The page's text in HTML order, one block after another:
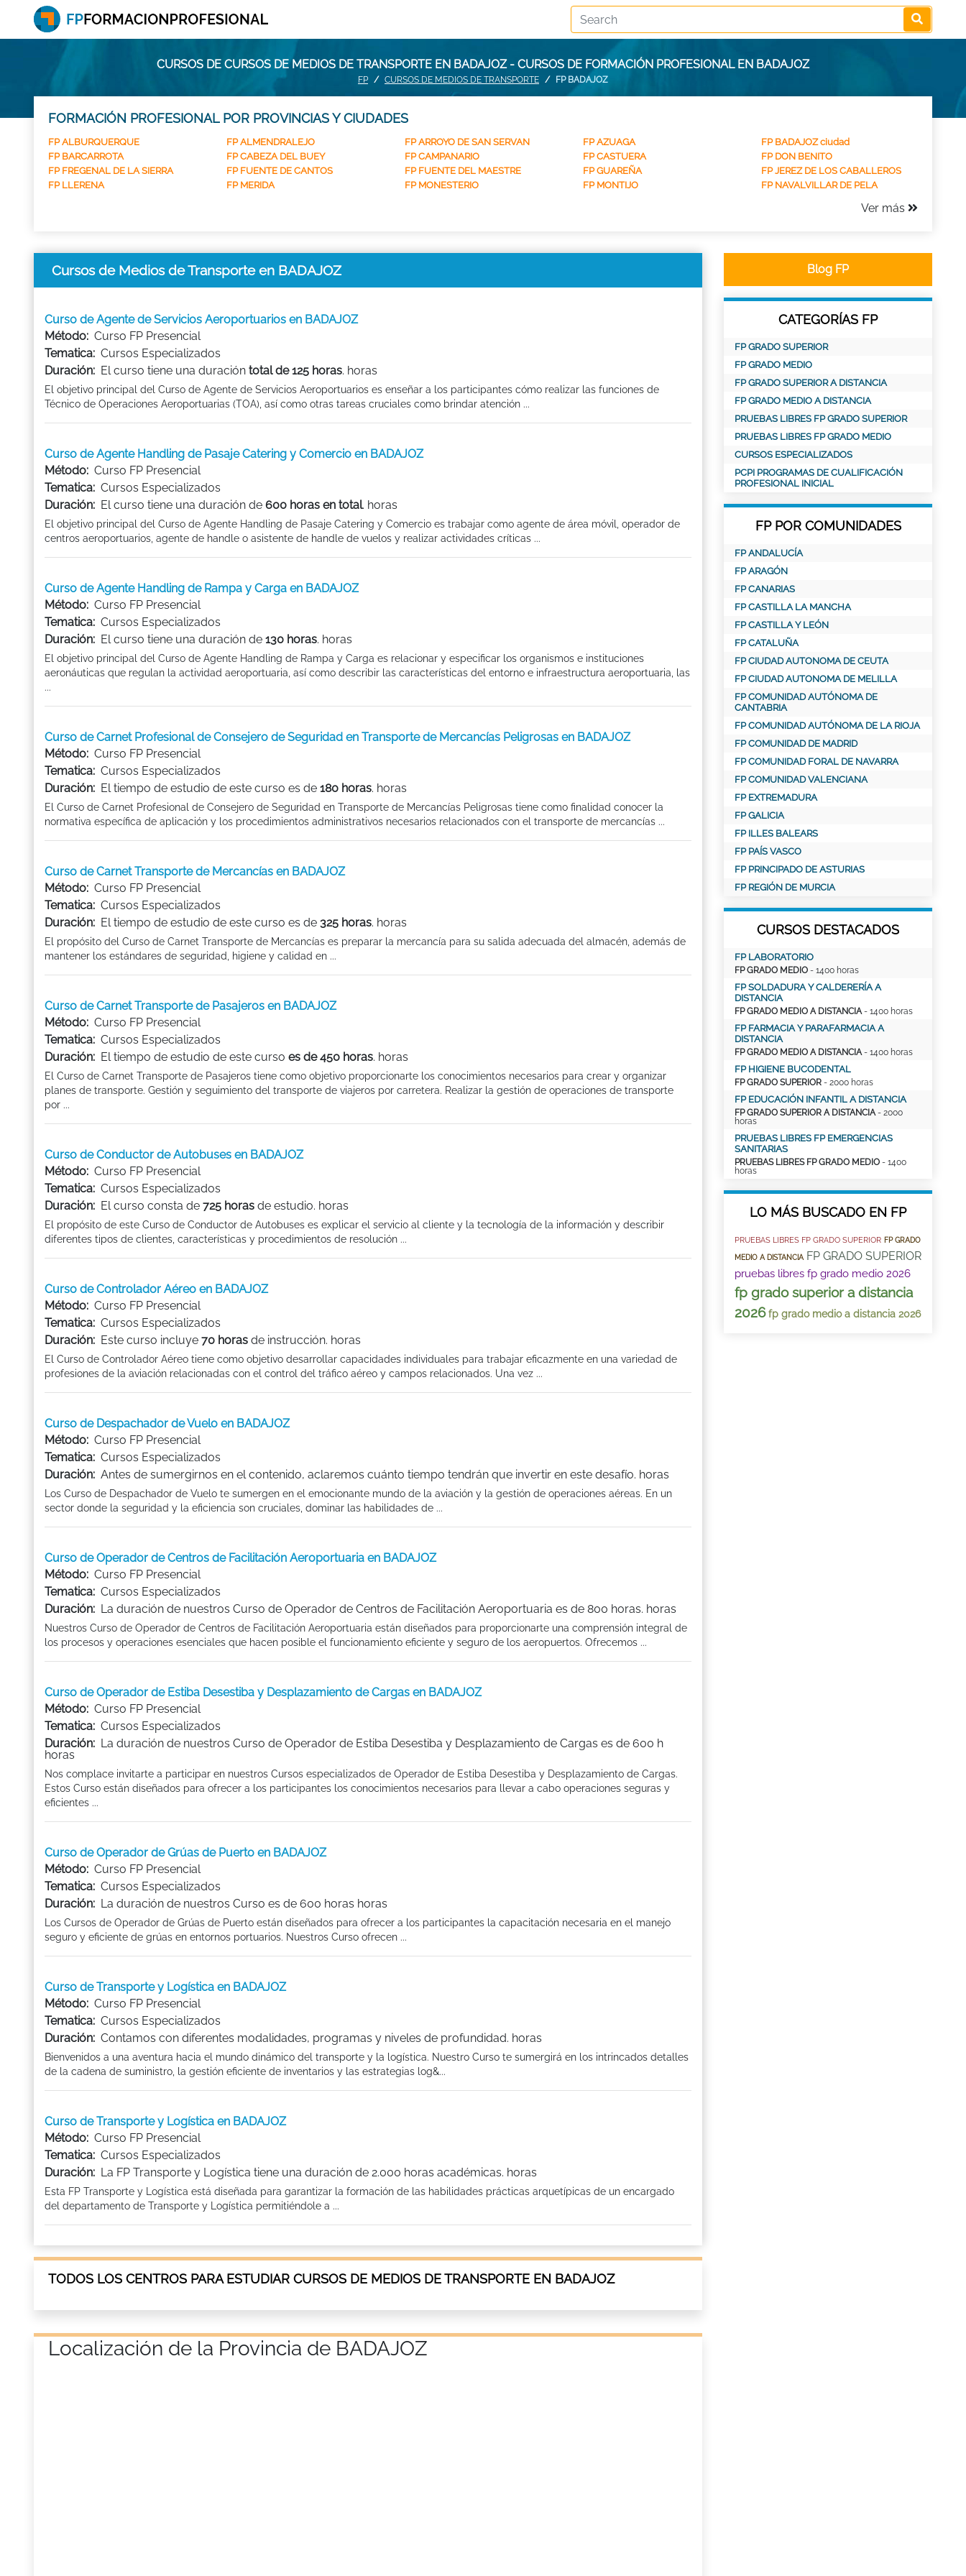
CURSOS DE CURSOS DE MEDIOS DE TRANSPORTE EN BADAJOZ - CURSOS DE FORMACIÓN PROFESIONAL EN BADAJOZ
FP CURSOS DE MEDIOS DE TRANSPORTE FP BADAJOZ
FORMACIÓN PROFESIONAL POR PROVINCIAS Y CIUDADES
FP ALBURQUERQUE FP ALMENDRALEJO FP ARROYO DE SAN SERVAN FP AZUAGA
FP BADAJOZ ciudad
FP BARCARROTA
FP CABEZA DEL BUEY FP CAMPANARIO FP CASTUERA
FP DON BENITO
FP FREGENAL DE LA SIERRA
FP FUENTE DE CANTOS FP FUENTE DEL MAESTRE FP GUAREÑA
FP JEREZ DE LOS CABALLEROS
FP LLERENA
FP MERIDA FP MONESTERIO FP MONTIJO FP NAVALVILLAR DE PELA
Ver más
Cursos de Medios de Transporte en BADAJOZ
Curso de Agente de Servicios Aeroportuarios en BADAJOZ
Método: Curso FP Presencial
Tematica: Cursos Especializados
Duración: El curso tiene una duración total de 125 horas. horas
El objetivo principal del Curso de Agente de Servicios Aeroportuarios es enseñar a los participantes cómo realizar las funciones de
Técnico de Operaciones Aeroportuarias (TOA), así como otras tareas cruciales como brindar atención ...
Curso de Agente Handling de Pasaje Catering y Comercio en BADAJOZ
Método: Curso FP Presencial
Tematica: Cursos Especializados
Duración: El curso tiene una duración de 600 horas en total. horas
El objetivo principal del Curso de Agente Handling de Pasaje Catering y Comercio es trabajar como agente de área móvil, operador de
centros aeroportuarios, agente de handle o asistente de handle de vuelos y realizar actividades críticas ...
Curso de Agente Handling de Rampa y Carga en BADAJOZ
Método: Curso FP Presencial
Tematica: Cursos Especializados
Duración: El curso tiene una duración de 130 horas. horas
El objetivo principal del Curso de Agente Handling de Rampa y Carga es relacionar y especificar los organismos e instituciones
aeronáuticas que regulan la actividad aeroportuaria, así como describir las características del entorno e infraestructura aeroportuaria, las
...
Curso de Carnet Profesional de Consejero de Seguridad en Transporte de Mercancías Peligrosas en BADAJOZ
Método: Curso FP Presencial
Tematica: Cursos Especializados
Duración: El tiempo de estudio de este curso es de 180 horas. horas
El Curso de Carnet Profesional de Consejero de Seguridad en Transporte de Mercancías Peligrosas tiene como finalidad conocer la
normativa específica de aplicación y los procedimientos administrativos necesarios relacionados con el transporte de mercancías ...
Curso de Carnet Transporte de Mercancías en BADAJOZ
Método: Curso FP Presencial
Tematica: Cursos Especializados
Duración: El tiempo de estudio de este curso es de 325 horas. horas
El propósito del Curso de Carnet Transporte de Mercancías es preparar la mercancía para su salida adecuada del almacén, además de
mantener los estándares de seguridad, higiene y calidad en ...
Curso de Carnet Transporte de Pasajeros en BADAJOZ
Método: Curso FP Presencial
Tematica: Cursos Especializados
Duración: El tiempo de estudio de este curso es de 450 horas. horas
El Curso de Carnet Transporte de Pasajeros tiene como objetivo proporcionarte los conocimientos necesarios para crear y organizar
planes de transporte. Gestión y seguimiento del transporte de viajeros por carretera. Realizar la gestión de operaciones de transporte
por ...
Curso de Conductor de Autobuses en BADAJOZ
Método: Curso FP Presencial
Tematica: Cursos Especializados
Duración: El curso consta de 725 horas de estudio. horas
El propósito de este Curso de Conductor de Autobuses es explicar el servicio al cliente y la tecnología de la información y describir
diferentes tipos de clientes, características y procedimientos de resolución ...
Curso de Controlador Aéreo en BADAJOZ
Método: Curso FP Presencial
Tematica: Cursos Especializados
Duración: Este curso incluye 70 horas de instrucción. horas
El Curso de Controlador Aéreo tiene como objetivo desarrollar capacidades individuales para trabajar eficazmente en una variedad de
profesiones de la aviación relacionadas con el control del tráfico aéreo y campos relacionados. Una vez ...
Curso de Despachador de Vuelo en BADAJOZ
Método: Curso FP Presencial
Tematica: Cursos Especializados
Duración: Antes de sumergirnos en el contenido, aclaremos cuánto tiempo tendrán que invertir en este desafío. horas
Los Curso de Despachador de Vuelo te sumergen en el emocionante mundo de la aviación y la gestión de operaciones aéreas. En un
sector donde la seguridad y la eficiencia son cruciales, dominar las habilidades de ...
Curso de Operador de Centros de Facilitación Aeroportuaria en BADAJOZ
Método: Curso FP Presencial
Tematica: Cursos Especializados
Duración: La duración de nuestros Curso de Operador de Centros de Facilitación Aeroportuaria es de 800 horas. horas
Nuestros Curso de Operador de Centros de Facilitación Aeroportuaria están diseñados para proporcionarte una comprensión integral de
los procesos y operaciones esenciales que hacen posible el funcionamiento eficiente y seguro de los aeropuertos. Ofrecemos ...
Curso de Operador de Estiba Desestiba y Desplazamiento de Cargas en BADAJOZ
Método: Curso FP Presencial
Tematica: Cursos Especializados
Duración: La duración de nuestros Curso de Operador de Estiba Desestiba y Desplazamiento de Cargas es de 600 h
horas
Nos complace invitarte a participar en nuestros Cursos especializados de Operador de Estiba Desestiba y Desplazamiento de Cargas.
Estos Curso están diseñados para ofrecer a los participantes los conocimientos necesarios para llevar a cabo operaciones seguras y
eficientes ...
Curso de Operador de Grúas de Puerto en BADAJOZ
Método: Curso FP Presencial
Tematica: Cursos Especializados
Duración: La duración de nuestros Curso es de 600 horas horas
Los Cursos de Operador de Grúas de Puerto están diseñados para ofrecer a los participantes la capacitación necesaria en el manejo
seguro y eficiente de grúas en entornos portuarios. Nuestros Curso ofrecen ...
Curso de Transporte y Logística en BADAJOZ
Método: Curso FP Presencial
Tematica: Cursos Especializados
Duración: Contamos con diferentes modalidades, programas y niveles de profundidad. horas
Bienvenidos a una aventura hacia el mundo dinámico del transporte y la logística. Nuestro Curso te sumergirá en los intrincados detalles
de la cadena de suministro, la gestión eficiente de inventarios y las estrategias log&...
Curso de Transporte y Logística en BADAJOZ
Método: Curso FP Presencial
Tematica: Cursos Especializados
Duración: La FP Transporte y Logística tiene una duración de 2.000 horas académicas. horas
Esta FP Transporte y Logística está diseñada para garantizar la formación de las habilidades prácticas arquetípicas de un encargado
del departamento de Transporte y Logística permitiéndole a ...
TODOS LOS CENTROS PARA ESTUDIAR CURSOS DE MEDIOS DE TRANSPORTE EN BADAJOZ
Localización de la Provincia de BADAJOZ
Blog FP
CATEGORÍAS FP
FP GRADO SUPERIOR
FP GRADO MEDIO
FP GRADO SUPERIOR A DISTANCIA
FP GRADO MEDIO A DISTANCIA
PRUEBAS LIBRES FP GRADO SUPERIOR
PRUEBAS LIBRES FP GRADO MEDIO
CURSOS ESPECIALIZADOS
PCPI PROGRAMAS DE CUALIFICACIÓN
PROFESIONAL INICIAL
FP POR COMUNIDADES
FP ANDALUCÍA
FP ARAGÓN
FP CANARIAS
FP CASTILLA LA MANCHA
FP CASTILLA Y LEÓN
FP CATALUÑA
FP CIUDAD AUTONOMA DE CEUTA
FP CIUDAD AUTONOMA DE MELILLA
FP COMUNIDAD AUTÓNOMA DE
CANTABRIA
FP COMUNIDAD AUTÓNOMA DE LA RIOJA
FP COMUNIDAD DE MADRID
FP COMUNIDAD FORAL DE NAVARRA
FP COMUNIDAD VALENCIANA
FP EXTREMADURA
FP GALICIA
FP ILLES BALEARS
FP PAÍS VASCO
FP PRINCIPADO DE ASTURIAS
FP REGIÓN DE MURCIA
CURSOS DESTACADOS
FP LABORATORIO
FP GRADO MEDIO - 1400 horas
FP SOLDADURA Y CALDERERÍA A
DISTANCIA
FP GRADO MEDIO A DISTANCIA- 1400 horas
FP FARMACIA Y PARAFARMACIA A
DISTANCIA
FP GRADO MEDIO A DISTANCIA- 1400 horas
FP HIGIENE BUCODENTAL
FP GRADO SUPERIOR - 2000 horas
FP EDUCACIÓN INFANTIL A DISTANCIA
FP GRADO SUPERIOR A DISTANCIA- 2000
horas
PRUEBAS LIBRES FP EMERGENCIAS
SANITARIAS
PRUEBAS LIBRES FP GRADO MEDIO - 1400
horas
LO MÁS BUSCADO EN FP
PRUEBAS LIBRES FP GRADO SUPERIOR FP GRADO
MEDIO A DISTANCIA FP GRADO SUPERIOR
pruebas libres fp grado medio 2026
fp grado superior a distancia
2026 fp grado medio a distancia 2026